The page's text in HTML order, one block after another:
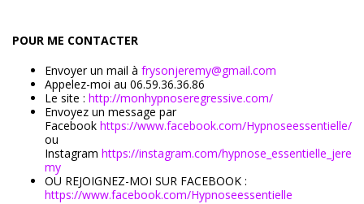
POUR ME CONTACTER
Envoyer un mail à frysonjeremy@gmail.com
Appelez-moi au 06.59.36.36.86
Le site : http://monhypnoseregressive.com/
Envoyez un message par
Facebook https://www.facebook.com/Hypnoseessentielle/
ou
Instagram https://instagram.com/hypnose_essentielle_jere
my
OU REJOIGNEZ-MOI SUR FACEBOOK :
https://www.facebook.com/Hypnoseessentielle